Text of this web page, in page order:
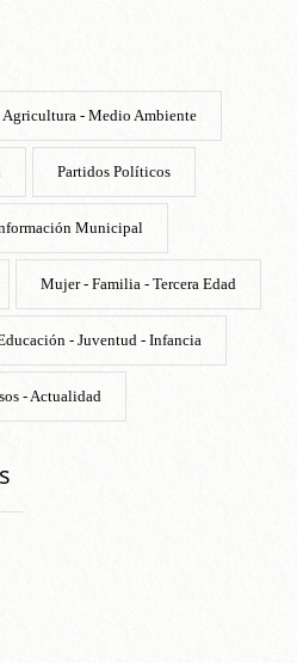
Agricultura - Medio Ambiente
Partidos Políticos
Municipal
Mujer - Familia - Tercera Edad
- Juventud - Infancia
- Actualidad